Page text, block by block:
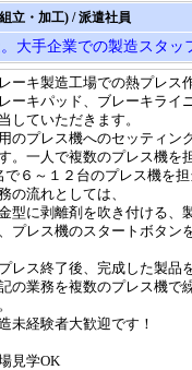
立・加工) / 派遣社員
大手企業での製造スタッ
ーキ製造工場での熱プレス
ーキパッド、ブレーキライ
していただきます。
のプレス機へのセッティン
。一人で複数のプレス機を
で６～１２台のプレス機を
の流れとしては、
金型に剥離剤を吹き付ける、
プレス機のスタートボタン
プレス終了後、完成した製品
の業務を複数のプレス機で
未経験者大歓迎です！
見学OK